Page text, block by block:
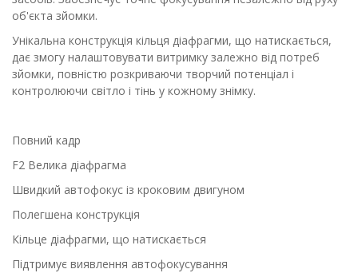
об'єкта зйомки.
Унікальна конструкція кільця діафрагми, що натискається,
дає змогу налаштовувати витримку залежно від потреб
зйомки, повністю розкриваючи творчий потенціал і
контролюючи світло і тінь у кожному знімку.
Повний кадр
F2 Велика діафрагма
Швидкий автофокус із кроковим двигуном
Полегшена конструкція
Кільце діафрагми, що натискається
Підтримує виявлення автофокусування